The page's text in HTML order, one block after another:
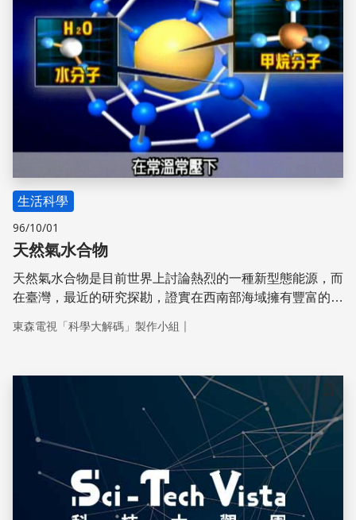
生活科學
96/10/01
天然氣水合物
天然氣水合物是目前世界上討論熱烈的一種新型態能源，而
在臺灣，最近的研究探勘，證實在西南部海域擁有豐富的含
60年左右，是相當振奮人心的消息。天然氣水合物潔淨的
響，勢必產生更多討論。能否善用天然氣水合物解決能源短
缺，這將是人類所要面臨的挑戰。
東森電視「科學大解碼」製作小組 ｜
儲存